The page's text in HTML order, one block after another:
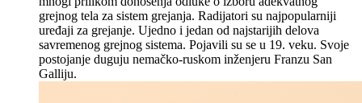
grejnog tela za sistem grejanja. Radijatori su najpopularniji
uređaji za grejanje. Ujedno i jedan od najstarijih delova
savremenog grejnog sistema. Pojavili su se u 19. veku. Svoje
postojanje duguju nemačko-ruskom inženjeru Franzu San
Galliju.